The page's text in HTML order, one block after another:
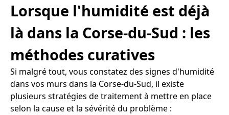
Lorsque l'humidité est déjà
là dans la Corse-du-Sud : les
méthodes curatives
Si malgré tout, vous constatez des signes d'humidité
dans vos murs dans la Corse-du-Sud, il existe
plusieurs stratégies de traitement à mettre en place
selon la cause et la sévérité du problème :